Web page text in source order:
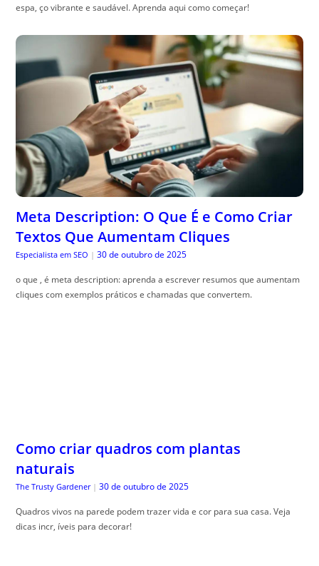
espa, ço vibrante e saudável. Aprenda aqui como começar!
Meta Description: O Que É e Como Criar
Textos Que Aumentam Cliques
Especialista em SEO | 30 de outubro de 2025
o que , é meta description: aprenda a escrever resumos que aumentam
cliques com exemplos práticos e chamadas que convertem.
Como criar quadros com plantas
naturais
The Trusty Gardener | 30 de outubro de 2025
Quadros vivos na parede podem trazer vida e cor para sua casa. Veja
dicas incr, íveis para decorar!